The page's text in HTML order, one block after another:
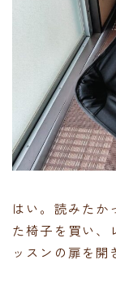
はい。読みたか
た椅子を買い
ッスンの扉を開